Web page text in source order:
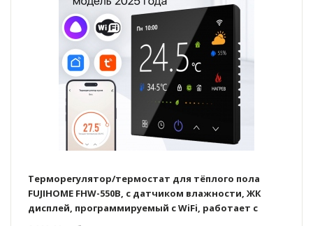
Терморегулятор/термостат для тёплого пола
FUJIHOME FHW-550B, с датчиком влажности, ЖК
дисплей, программируемый с WiFi, работает с
Яндекс Алисой